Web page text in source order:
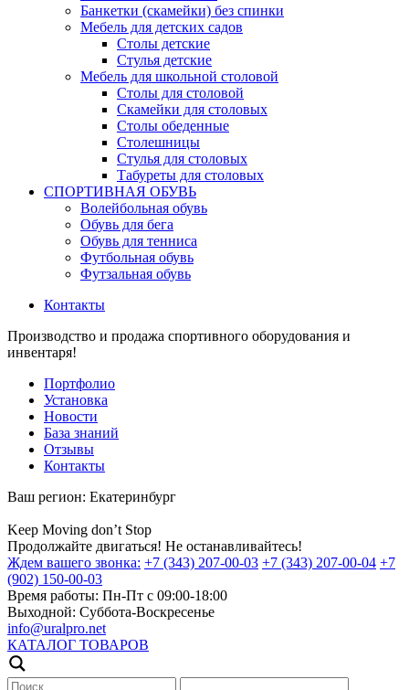
Банкетки (скамейки) без спинки
Мебель для детских садов
Столы детские
Стулья детские
Мебель для школьной столовой
Столы для столовой
Скамейки для столовых
Столы обеденные
Столешницы
Стулья для столовых
Табуреты для столовых
СПОРТИВНАЯ ОБУВЬ
Волейбольная обувь
Обувь для бега
Обувь для тенниса
Футбольная обувь
Футзальная обувь
Контакты
Производство и продажа спортивного оборудования и
инвентаря!
Портфолио
Установка
Новости
База знаний
Отзывы
Контакты
Ваш регион: Екатеринбург
Keep Moving don’t Stop
Продолжайте двигаться! Не останавливайтесь!
Ждем вашего звонка: +7 (343) 207-00-03 +7 (343) 207-00-04 +7
(902) 150-00-03
Время работы: Пн-Пт с 09:00-18:00
Выходной: Суббота-Воскресенье
info@uralpro.net
КАТАЛОГ ТОВАРОВ